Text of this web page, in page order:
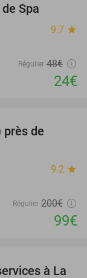
Spa
9.7 star
Régulier 48€
24€
près de
9.2 star
Régulier 200€
99€
à La